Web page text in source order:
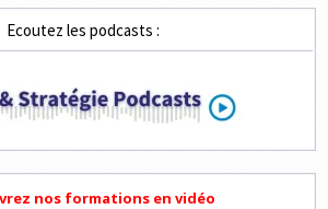
Ecoutez les podcasts :
nos formations en vidéo